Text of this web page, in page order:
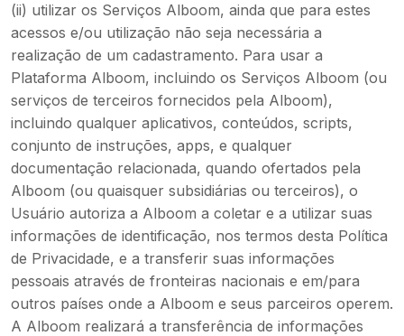
(ii) utilizar os Serviços Alboom, ainda que para estes
acessos e/ou utilização não seja necessária a
realização de um cadastramento. Para usar a
Plataforma Alboom, incluindo os Serviços Alboom (ou
serviços de terceiros fornecidos pela Alboom),
incluindo qualquer aplicativos, conteúdos, scripts,
conjunto de instruções, apps, e qualquer
documentação relacionada, quando ofertados pela
Alboom (ou quaisquer subsidiárias ou terceiros), o
Usuário autoriza a Alboom a coletar e a utilizar suas
informações de identificação, nos termos desta Política
de Privacidade, e a transferir suas informações
pessoais através de fronteiras nacionais e em/para
outros países onde a Alboom e seus parceiros operem.
A Alboom realizará a transferência de informações